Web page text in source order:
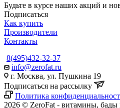
Будьте в курсе наших акций и
Подписаться
Как купить
Производители
Контакты
8(495)432-32-37
info@zerofat.ru
г. Москва, ул. Пушкина 19
Подписаться на рассылку
Политика
2026 © ZeroFat - витамины, бады